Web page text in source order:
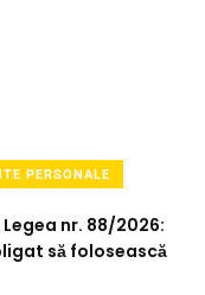
PERSONALE
nr. 88/2026:
să folosească